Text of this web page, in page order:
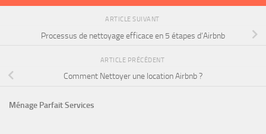
ARTICLE SUIVANT
Processus de nettoyage efficace en 5 étapes d’Airbnb
ARTICLE PRÉCÉDENT
Comment Nettoyer une location Airbnb ?
Ménage Parfait Services